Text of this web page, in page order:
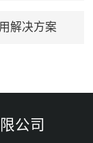
解决方案
公司